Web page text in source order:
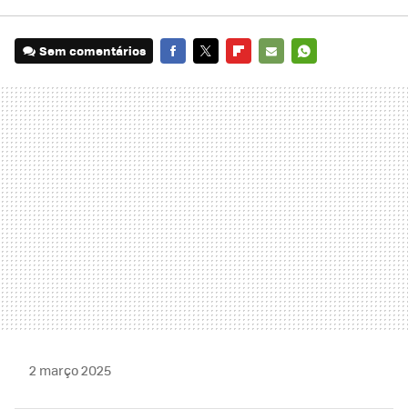
Sem comentários
MAIL
2 março 2025